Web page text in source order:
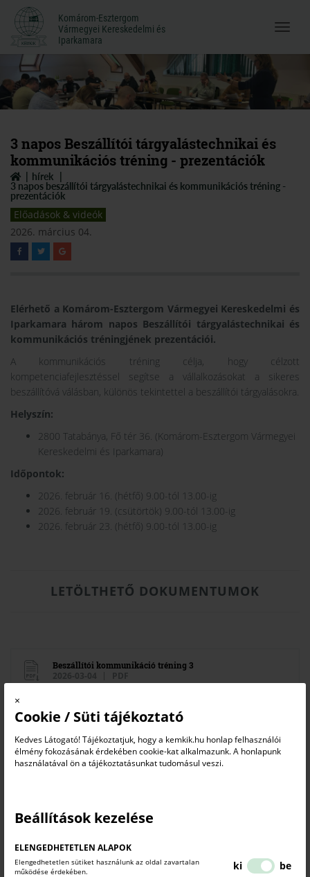
×
Cookie / Süti tájékoztató
Kedves Látogató! Tájékoztatjuk, hogy a kemkik.hu honlap felhasználói
élmény fokozásának érdekében cookie-kat alkalmazunk. A honlapunk
használatával ön a tájékoztatásunkat tudomásul veszi.
Beállítások kezelése
ELENGEDHETETLEN ALAPOK
Elengedhetetlen sütiket használunk az oldal zavartalan
működése érdekében.
ki be
Komárom-Esztergom
Vármegyei Kereskedelmi és
Iparkamara
Komárom-Esztergom
Vármegyei Kereskedelmi és
Iparkamara
Menü
3 napos Beszállítói tárgyalástechnikai és
kommunikációs tréning - prezentációk
hírek
3 napos beszállítói tárgyalástechnikai és kommunikációs tréning -
prezentációk
Előadások & videók
2026. március 04.
Elérhető a Komárom-Esztergom Vármegyei Kereskedelmi és
Iparkamara három napos Beszállítói tárgyalástechnikai és
kommunikációs tréningjének prezentációi.
A kommunikációs tréning célja, hogy célzott
kompetenciafejlesztéssel segítse a vállalkozásokat a sikeres
beszállítóvá válásban, különös tekintettel a beszállítói tárgyalásokra.
Helyszín:
2800 Tatabánya, Fő tér 36. (Komárom-Esztergom Vármegyei
Kereskedelmi és Iparkamara)
Időpontok:
2026. február 16. (hétfő) 9.00-tól 13.00-ig
2026. február 19. (csütörtök) 9.00-tól 13.00-ig
2026. február 23. (hétfő) 9.00-tól 13.00-ig
LETÖLTHETŐ DOKUMENTUMOK
Beszállítói kommunikáció tréning 3
2026-03-04 PDF
Beszállítói kommunikáció tréning 2